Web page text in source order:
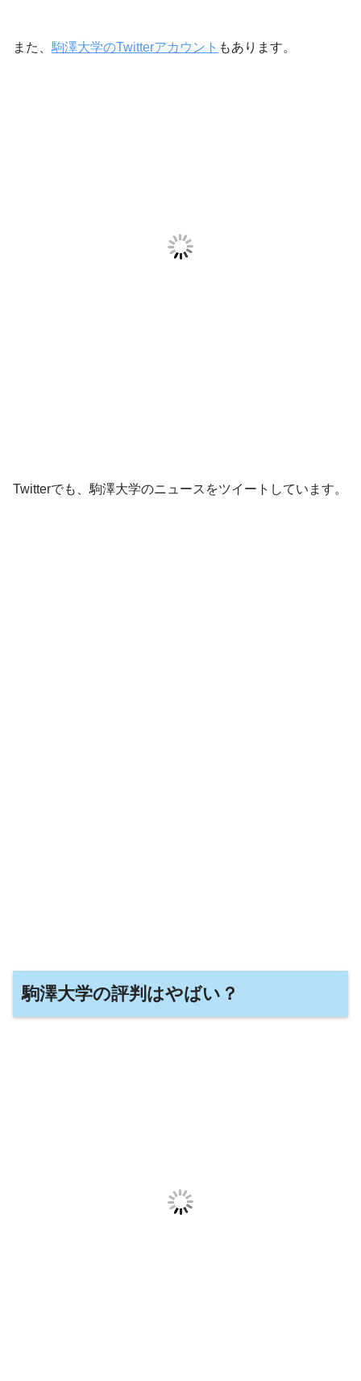
また、 駒澤大学のTwitterアカウント もあります。
Twitterでも、駒澤大学のニュースをツイートしています。
駒澤大学の評判はやばい？